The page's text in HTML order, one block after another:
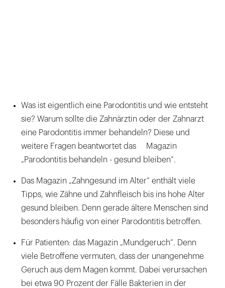
Was ist eigentlich eine Parodontitis und wie entsteht
sie? Warum sollte die Zahnärztin oder der Zahnarzt
eine Parodontitis immer behandeln? Diese und
weitere Fragen beantwortet das Magazin
„Parodontitis behandeln - gesund bleiben“.
Das Magazin „Zahngesund im Alter“ enthält viele
Tipps, wie Zähne und Zahnfleisch bis ins hohe Alter
gesund bleiben. Denn gerade ältere Menschen sind
besonders häufig von einer Parodontitis betroffen.
Für Patienten: das Magazin „Mundgeruch“. Denn
viele Betroffene vermuten, dass der unangenehme
Geruch aus dem Magen kommt. Dabei verursachen
bei etwa 90 Prozent der Fälle Bakterien in der